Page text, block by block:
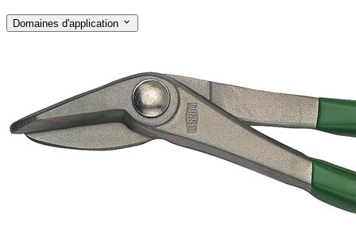
Domaines d'application